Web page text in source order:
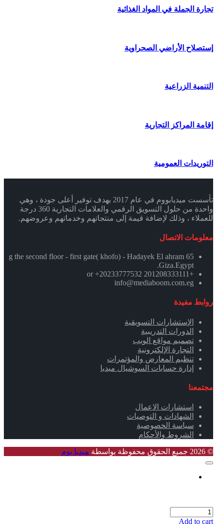
تجارة الجملة في المواد الغذائية
إستصلاح الأراضي الصحراوية
التنمية الزراعية
إقامة المراكز التجارية
التوريدات العمومية
تأسست ميديابووم في عام 2017 بهدف توفير أعلى جودة ، وهي
واحدة من حلول التسويق الرقمي والعلامات التجارية 360 درجة
للعملاء ، وذلك لإضافة قيمة إلى منتجاتهم وخدماتهم وعروضهم.
معلومات الاتصال
65 g the second floor - first gate( khofo) - Hadayek El ahram
.Giza.Egypt
+201208333111 or +20233777532
info@mediaboom.com.eg
روابط مفيدة
الإستشارات التسويقية
الدورات التدريبية
تصميم مواقع الويب
التجارة الإلكترونية
تنظيم المعارض والمؤتمرات
إدارة حسابات السوشيال ميديا
مجتمعنا
استشارات الاعمال
الشهادات و التوصيات
سياسة الخصوصية
الشروط والأحكام
© 2026 جميع الحقوق محفوظة بواسطة ميديا بوم
Add to cart